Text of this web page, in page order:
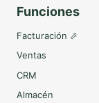
Funciones
Facturación ⬀
Ventas
CRM
Almacén